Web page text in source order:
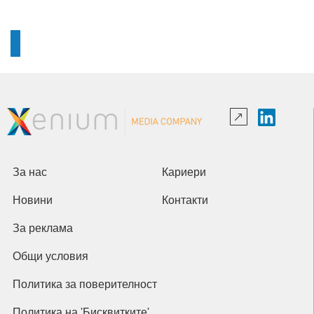
За нас Кариери
Новини Контакти
За реклама
Общи условия
Политика за поверителност